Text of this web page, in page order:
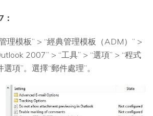
理模板” > “經典管理模板（ADM）” >
2007” > “工具” > “選項” > “程式
項”。選擇“郵件處理”。